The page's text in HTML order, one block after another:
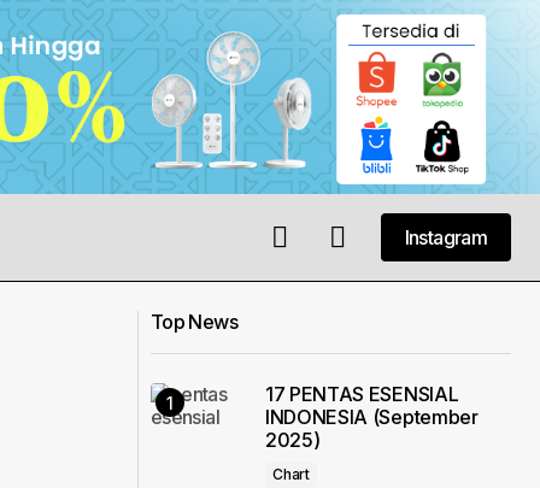
Instagram
Top News
17 PENTAS ESENSIAL
INDONESIA (September
2025)
Chart